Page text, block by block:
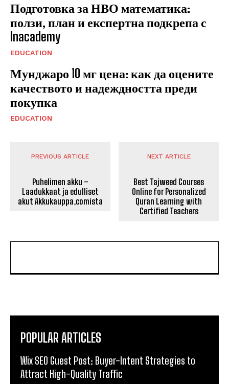
Подготовка за НВО математика:
ползи, план и експертна подкрепа с
Inacademy
EDUCATION
Мунджаро 10 мг цена: как да оцените
качеството и надеждността преди
покупка
EDUCATION
PREVIOUS ARTICLE
Puhelimen akku –
Laadukkaat ja edulliset
akut Akkukauppa.comista
NEXT ARTICLE
Best Tajweed Courses
Online for Personalized
Quran Learning with
Certified Teachers
POPULAR ARTICLES
Wix SEO Guest Post: Buyer-Intent Strategies to
Attract High-Quality Traffic